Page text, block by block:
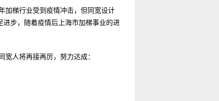
加梯行业受到疫情冲击，但同宽设计
步，随着疫情后上海市加梯事业的进
人将再接再厉，努力达成：